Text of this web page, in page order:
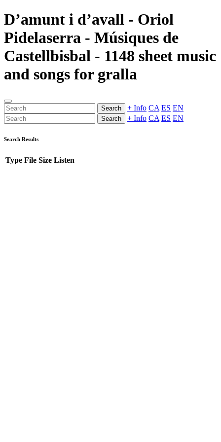
D’amunt i d’avall - Oriol
Pidelaserra - Músiques de
Castellbisbal - 1148 sheet music
and songs for gralla
Search + Info CA ES EN
Search + Info CA ES EN
Search Results
Type File Size Listen